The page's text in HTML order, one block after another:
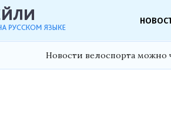
Новости велоспорта можно